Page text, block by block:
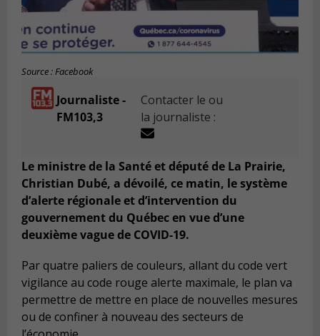
Source : Facebook
Journaliste -
FM103,3
Contacter le ou
la journaliste :
Le ministre de la Santé et député de La Prairie,
Christian Dubé, a dévoilé, ce matin, le système
d’alerte régionale et d’intervention du
gouvernement du Québec en vue d’une
deuxième vague de COVID-19.
Par quatre paliers de couleurs, allant du code vert
vigilance au code rouge alerte maximale, le plan va
permettre de mettre en place de nouvelles mesures
ou de confiner à nouveau des secteurs de